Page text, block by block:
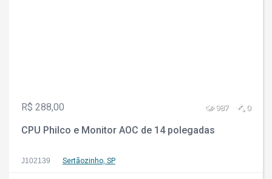
R$ 288,00 987 0
CPU Philco e Monitor AOC de 14 polegadas
J102139 Sertãozinho, SP